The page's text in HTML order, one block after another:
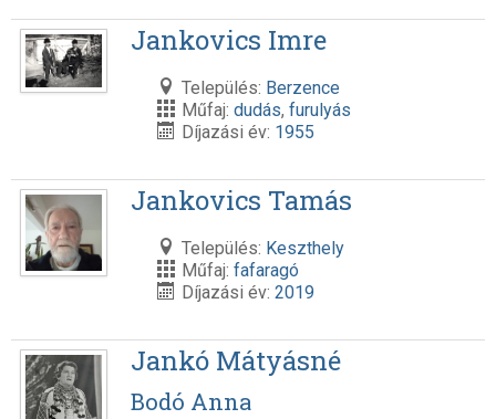
Jankovics Imre
Település: Berzence
Műfaj: dudás, furulyás
Díjazási év: 1955
Jankovics Tamás
Település: Keszthely
Műfaj: fafaragó
Díjazási év: 2019
Jankó Mátyásné
Bodó Anna